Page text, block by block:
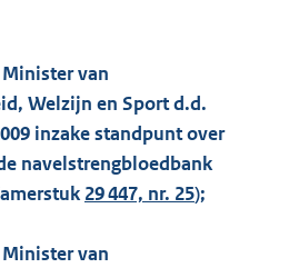
van
Welzijn en Sport d.d.
inzake standpunt over
navelstrengbloedbank
29 447, nr. 25);
van